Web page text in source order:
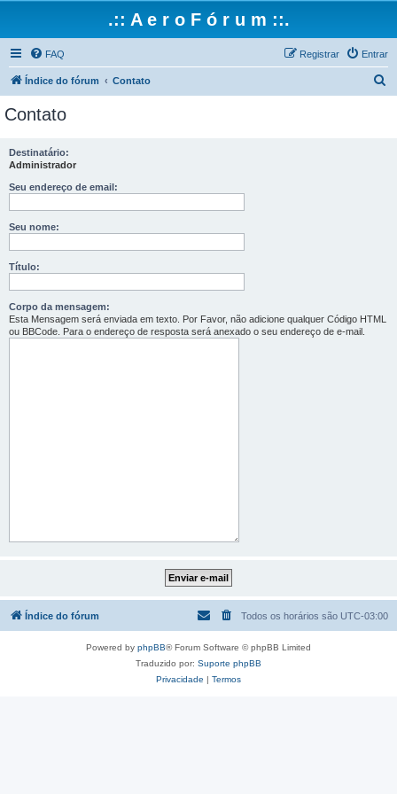
.:: A e r o F ó r u m ::.
FAQ Entrar
Registrar
Índice do fórum Contato
Contato
Destinatário:
Administrador
Seu endereço de email:
Seu nome:
Título:
Corpo da mensagem:
Esta Mensagem será enviada em texto. Por Favor, não adicione qualquer Código HTML
ou BBCode. Para o endereço de resposta será anexado o seu endereço de e-mail.
Índice do fórum Todos os horários são UTC-03:00
Powered by phpBB® Forum Software © phpBB Limited
Traduzido por: Suporte phpBB
Privacidade | Termos